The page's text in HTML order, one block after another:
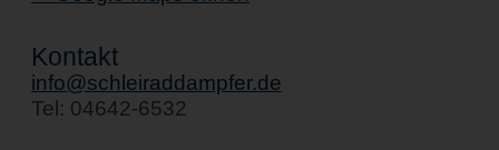
Kontakt
info@schleiraddampfer.de
Tel: 04642-6532